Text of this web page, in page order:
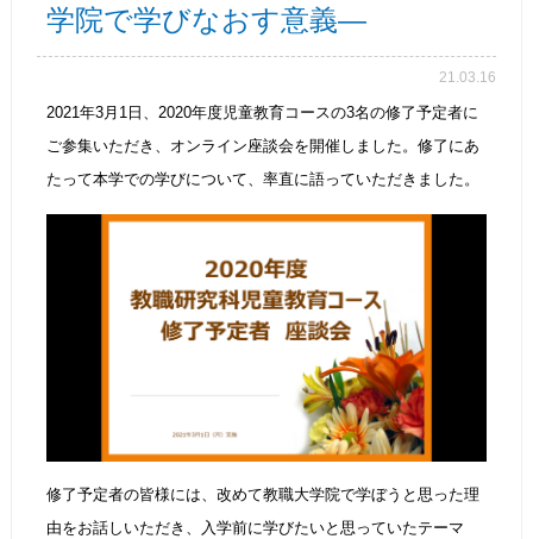
学院で学びなおす意義―
21.03.16
2021年3月1日、2020年度児童教育コースの3名の修了予定者に
ご参集いただき、オンライン座談会を開催しました。修了にあ
たって本学での学びについて、率直に語っていただきました。
修了予定者の皆様には、改めて教職大学院で学ぼうと思った理
由をお話しいただき、入学前に学びたいと思っていたテーマ